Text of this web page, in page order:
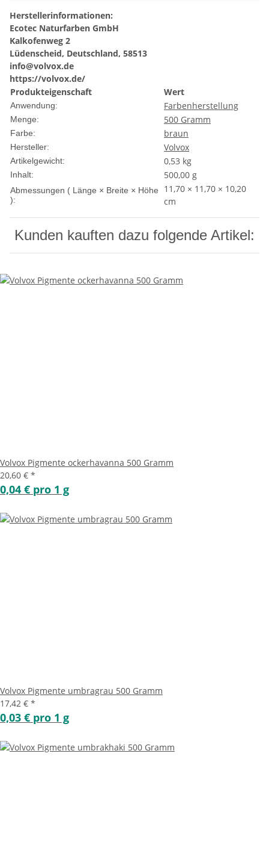
Herstellerinformationen:
Ecotec Naturfarben GmbH
Kalkofenweg 2
Lüdenscheid, Deutschland, 58513
info@volvox.de
https://volvox.de/
Produkteigenschaft
Wert
Anwendung: Farbenherstellung
Menge: 500 Gramm
Farbe: braun
Hersteller: Volvox
Artikelgewicht: 0,53 kg
Inhalt: 500,00 g
Abmessungen ( Länge × Breite × Höhe
):
11,70 × 11,70 × 10,20
cm
Kunden kauften dazu folgende Artikel:
Volvox Pigmente ockerhavanna 500 Gramm
20,60 € *
0,04 € pro 1 g
Volvox Pigmente umbragrau 500 Gramm
17,42 € *
0,03 € pro 1 g